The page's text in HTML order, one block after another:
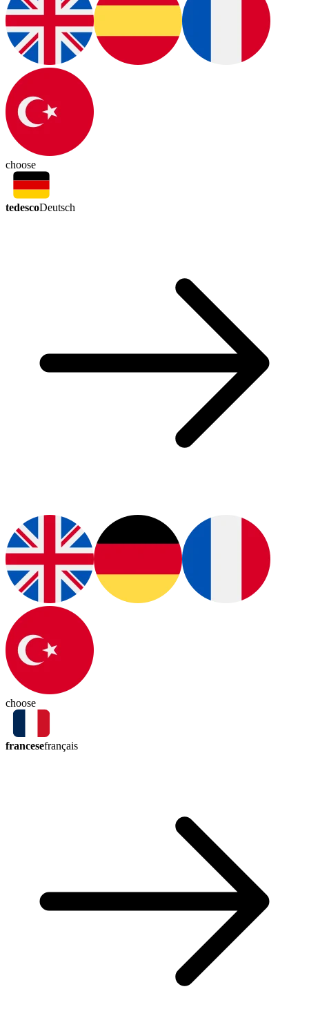
choose
tedescoDeutsch
choose
francesefrançais